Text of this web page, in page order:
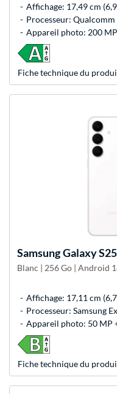
Affichage: 17,49 cm
Processeur: Qualcomm
Appareil photo: 200
Fiche technique du
SamsungGalaxy
Blanc | 256 Go | Android
Affichage: 17,11 cm
Processeur: Samsung
Appareil photo: 50 MP
Fiche technique du